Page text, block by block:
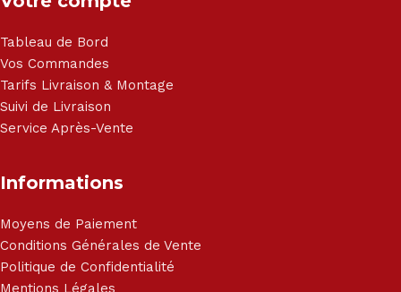
Tableau de Bord
Vos Commandes
Tarifs Livraison & Montage
Suivi de Livraison
Service Après-Vente
Informations
Moyens de Paiement
Conditions Générales de Vente
Politique de Confidentialité